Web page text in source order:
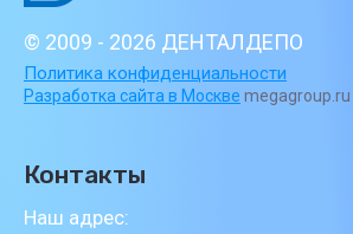
© 2009 - 2026 ДЕНТАЛДЕПО
Политика конфиденциальности
Разработка сайта в Москве megagroup.ru
Контакты
Наш адрес: